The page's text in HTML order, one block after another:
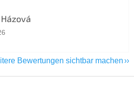
beträgt 5 von 5 Sternen.
Bewertungen sichtbar machen